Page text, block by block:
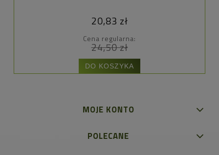
20,83 zł
Cena regularna:
24,50 zł
DO KOSZYKA
MOJE KONTO
POLECANE